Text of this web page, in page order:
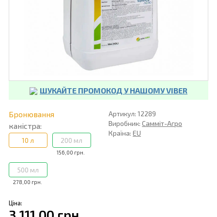
ШУКАЙТЕ ПРОМОКОД У НАШОМУ VIBER
Бронювання
каністра:
10 л
156,00 грн.
200 мл
278,00 грн.
500 мл
Артикул: 12289
Виробник: Самміт-Агро
Країна: EU
Ціна: